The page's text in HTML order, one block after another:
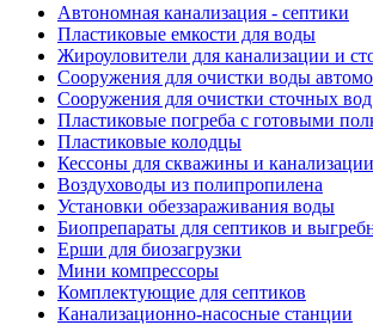
Автономная канализация - септики
Пластиковые емкости для воды
Жироуловители для канализации и
Сооружения для очистки воды
Сооружения для очистки сточных вод
Пластиковые погреба с готовыми
Пластиковые колодцы
Кессоны для скважины и канализации
Воздуховоды из полипропилена
Установки обеззараживания воды
Биопрепараты для септиков и
Ерши для биозагрузки
Мини компрессоры
Комплектующие для септиков
Канализационно-насосные станции